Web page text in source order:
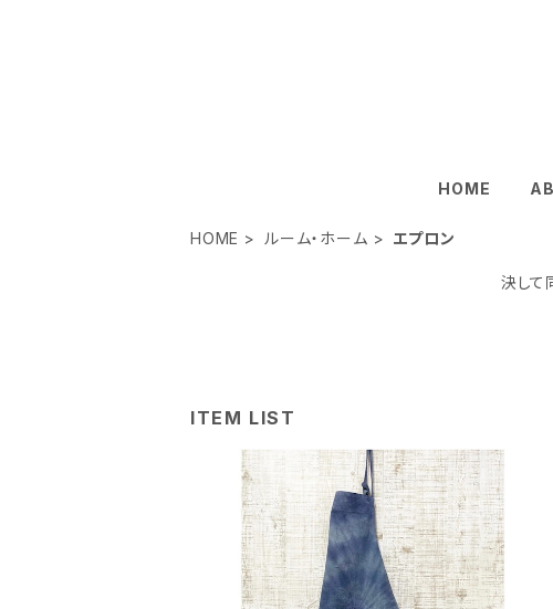
HOME
HOME ルーム・ホーム エプロン
決して
ITEM LIST